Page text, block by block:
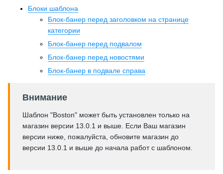
Блоки шаблона
Блок-банер перед заголовком на странице
категории
Блок-банер перед подвалом
Блок-банер перед новостями
Блок-банер в подвале справа
Внимание
Шаблон "Boston" может быть установлен только на
магазин версии 13.0.1 и выше. Если Ваш магазин
версии ниже, пожалуйста, обновите магазин до
версии 13.0.1 и выше до начала работ с шаблоном.